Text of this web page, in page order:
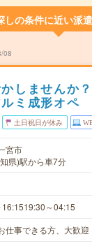
しの条件に近い派
08
かしませんか
ミ成形オペ
土日祝日が休み
宮市
県)駅から車7分
～04:15
仕事できる方、大歓迎